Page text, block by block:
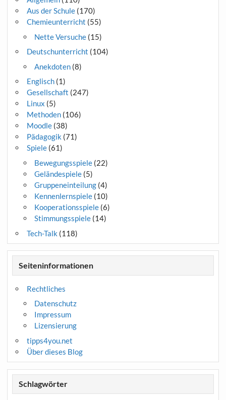
Aus der Schule(170)
Chemieunterricht (55)
Nette Versuche(15)
Deutschunterricht (104)
Anekdoten(8)
Englisch(1)
Gesellschaft (247)
Linux (5)
Methoden(106)
Moodle(38)
Pädagogik (71)
Spiele(61)
Bewegungsspiele(22)
Geländespiele(5)
Gruppeneinteilung(4)
Kennenlernspiele(10)
Kooperationsspiele(6)
Stimmungsspiele(14)
Tech-Talk (118)
Seiteninformationen
Rechtliches
Datenschutz
Impressum
Lizensierung
tipps4you.net
Über dieses Blog
Schlagwörter